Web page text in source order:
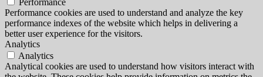
Performance cookies are used to understand and analyze the key
performance indexes of the website which helps in delivering a
better user experience for the visitors.
Analytics
Analytics
Analytical cookies are used to understand how visitors interact with